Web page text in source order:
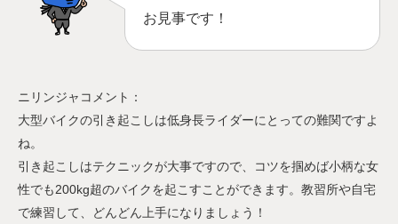
お見事です！
ニリンジャコメント：
大型バイクの引き起こしは低身長ライダーにとっての難関ですよ
ね。
引き起こしはテクニックが大事ですので、コツを掴めば小柄な女
性でも200kg超のバイクを起こすことができます。教習所や自宅
で練習して、どんどん上手になりましょう！